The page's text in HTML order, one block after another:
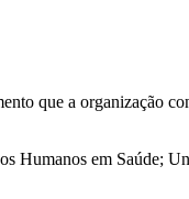
que a organização
Humanos em Saúde;